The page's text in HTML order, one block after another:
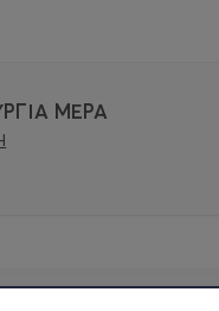
ΜΕΡΑ